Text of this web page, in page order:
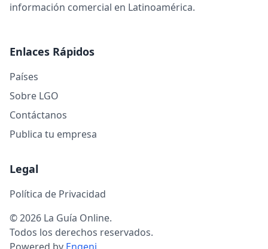
información comercial en Latinoamérica.
Enlaces Rápidos
Países
Sobre LGO
Contáctanos
Publica tu empresa
Legal
Política de Privacidad
© 2026 La Guía Online.
Todos los derechos reservados.